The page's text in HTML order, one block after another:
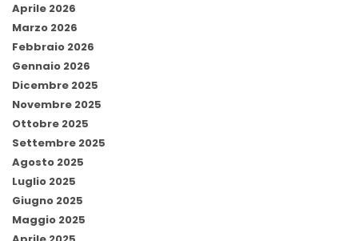
Aprile 2026
Marzo 2026
Febbraio 2026
Gennaio 2026
Dicembre 2025
Novembre 2025
Ottobre 2025
Settembre 2025
Agosto 2025
Luglio 2025
Giugno 2025
Maggio 2025